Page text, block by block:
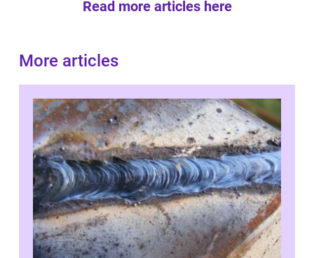
Read more articles here
More articles